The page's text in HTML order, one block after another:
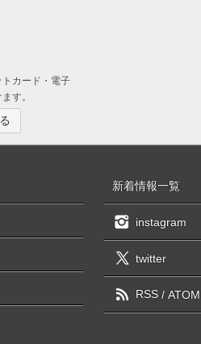
カード・電子
す。
新着情報一覧
instagram
twitter
RSS/ ATOM